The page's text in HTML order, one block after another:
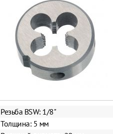
Резьба BSW: 1/8"
Толщина: 5 мм